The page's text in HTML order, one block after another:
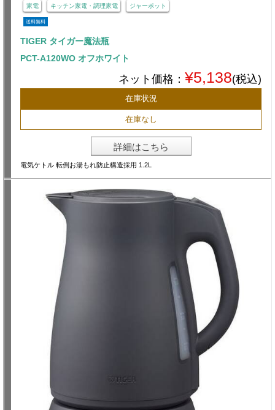
家電 キッチン家電・調理家電 ジャーポット
送料無料
TIGER タイガー魔法瓶
PCT-A120WO オフホワイト
ネット価格： ¥5,138(税込)
在庫状況
在庫なし
詳細はこちら
電気ケトル 転倒お湯もれ防止構造採用 1.2L